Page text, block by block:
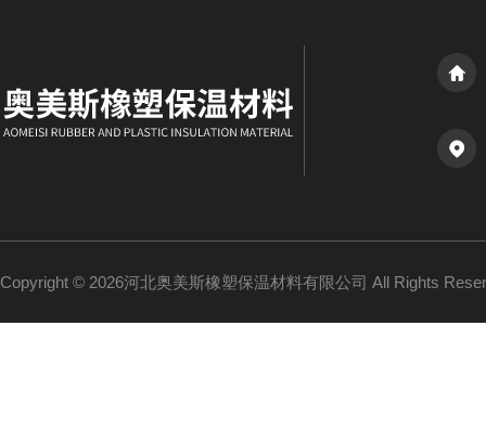
Copyright © 2026河北奥美斯橡塑保温材料有限公司 All Rights